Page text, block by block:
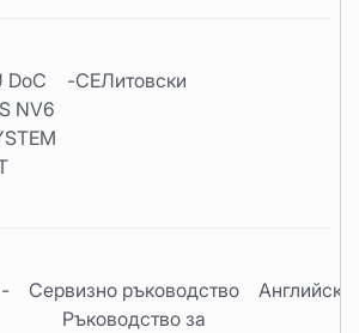
DoC
NV6
-CEЛитовски
-
Сервизно ръководство
Ръководство за
Английски